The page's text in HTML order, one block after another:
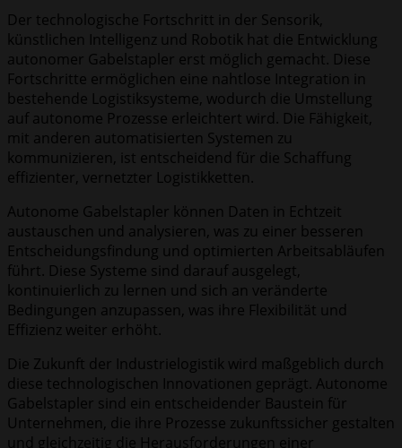
Der technologische Fortschritt in der Sensorik,
künstlichen Intelligenz und Robotik hat die Entwicklung
autonomer Gabelstapler erst möglich gemacht. Diese
Fortschritte ermöglichen eine nahtlose Integration in
bestehende Logistiksysteme, wodurch die Umstellung
auf autonome Prozesse erleichtert wird. Die Fähigkeit,
mit anderen automatisierten Systemen zu
kommunizieren, ist entscheidend für die Schaffung
effizienter, vernetzter Logistikketten.
Autonome Gabelstapler können Daten in Echtzeit
austauschen und analysieren, was zu einer besseren
Entscheidungsfindung und optimierten Arbeitsabläufen
führt. Diese Systeme sind darauf ausgelegt,
kontinuierlich zu lernen und sich an veränderte
Bedingungen anzupassen, was ihre Flexibilität und
Effizienz weiter erhöht.
Die Zukunft der Industrielogistik wird maßgeblich durch
diese technologischen Innovationen geprägt. Autonome
Gabelstapler sind ein entscheidender Baustein für
Unternehmen, die ihre Prozesse zukunftssicher gestalten
und gleichzeitig die Herausforderungen einer